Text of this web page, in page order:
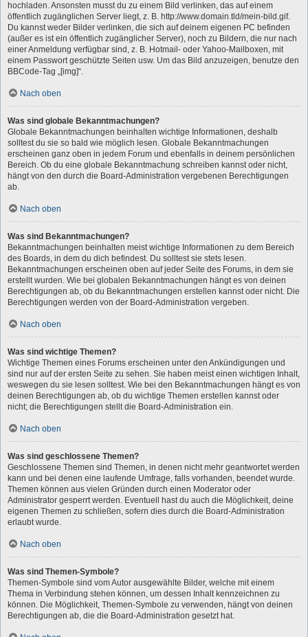
hochladen. Ansonsten musst du zu einem Bild verlinken, das auf einem
öffentlich zugänglichen Server liegt, z. B. http://www.domain.tld/mein-bild.gif.
Du kannst weder Bilder verlinken, die sich auf deinem eigenen PC befinden
(außer es ist ein öffentlich zugänglicher Server), noch zu Bildern, die nur nach
einer Anmeldung verfügbar sind, z. B. Hotmail- oder Yahoo-Mailboxen, mit
einem Passwort geschützte Seiten usw. Um das Bild anzuzeigen, benutze den
BBCode-Tag „[img]“.
Nach oben
Was sind globale Bekanntmachungen?
Globale Bekanntmachungen beinhalten wichtige Informationen, deshalb
solltest du sie so bald wie möglich lesen. Globale Bekanntmachungen
erscheinen ganz oben in jedem Forum und ebenfalls in deinem persönlichen
Bereich. Ob du eine globale Bekanntmachung schreiben kannst oder nicht,
hängt von den durch die Board-Administration vergebenen Berechtigungen
ab.
Nach oben
Was sind Bekanntmachungen?
Bekanntmachungen beinhalten meist wichtige Informationen zu dem Bereich
des Boards, in dem du dich befindest. Du solltest sie stets lesen.
Bekanntmachungen erscheinen oben auf jeder Seite des Forums, in dem sie
erstellt wurden. Wie bei globalen Bekanntmachungen hängt es von deinen
Berechtigungen ab, ob du Bekanntmachungen erstellen kannst oder nicht. Die
Berechtigungen werden von der Board-Administration vergeben.
Nach oben
Was sind wichtige Themen?
Wichtige Themen eines Forums erscheinen unter den Ankündigungen und
sind nur auf der ersten Seite zu sehen. Sie haben meist einen wichtigen Inhalt,
weswegen du sie lesen solltest. Wie bei den Bekanntmachungen hängt es von
deinen Berechtigungen ab, ob du wichtige Themen erstellen kannst oder
nicht; die Berechtigungen stellt die Board-Administration ein.
Nach oben
Was sind geschlossene Themen?
Geschlossene Themen sind Themen, in denen nicht mehr geantwortet werden
kann und bei denen eine laufende Umfrage, falls vorhanden, beendet wurde.
Themen können aus vielen Gründen durch einen Moderator oder
Administrator gesperrt werden. Eventuell hast du auch die Möglichkeit, deine
eigenen Themen zu schließen, sofern dies durch die Board-Administration
erlaubt wurde.
Nach oben
Was sind Themen-Symbole?
Themen-Symbole sind vom Autor ausgewählte Bilder, welche mit einem
Thema in Verbindung stehen können, um dessen Inhalt kennzeichnen zu
können. Die Möglichkeit, Themen-Symbole zu verwenden, hängt von deinen
Berechtigungen ab, die die Board-Administration gesetzt hat.